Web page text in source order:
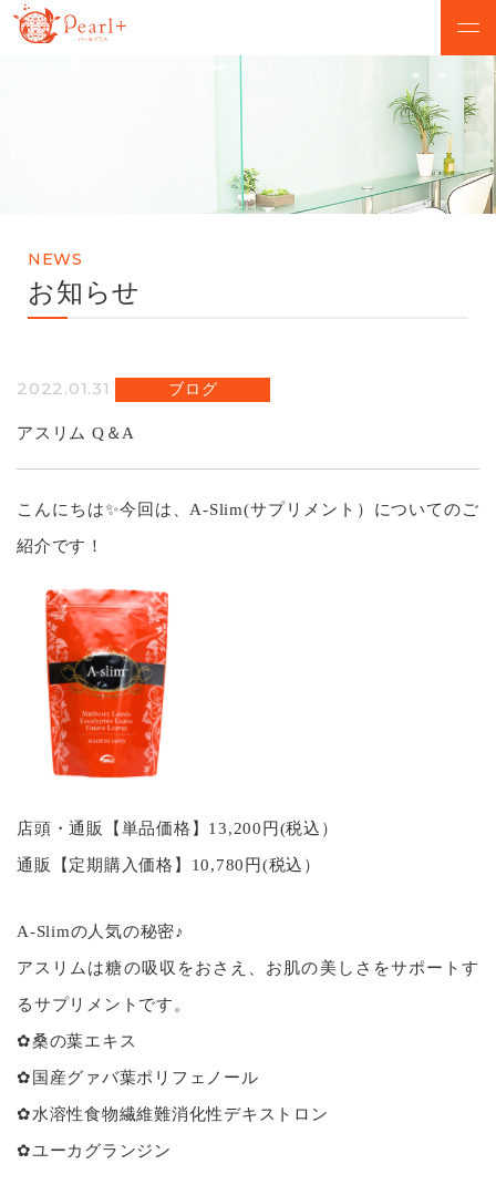
CAMPAIGN
MENU
SALON
NEWS Q&A
NEWS
お知らせ
2022.01.31 ブログ
アスリム Q＆A
こんにちは✨今回は、A-Slim(サプリメント）についてのご
紹介です！
店頭・通販【単品価格】13,200円(税込）
通販【定期購入価格】10,780円(税込）
A-Slimの人気の秘密♪
アスリムは糖の吸収をおさえ、お肌の美しさをサポートす
るサプリメントです。
✿桑の葉エキス
✿国産グァバ葉ポリフェノール
✿水溶性食物繊維難消化性デキストロン
✿ユーカグランジン